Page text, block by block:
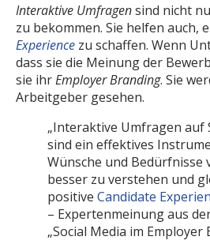
Interaktive Umfragensind nicht
zu bekommen. Sie helfen auch,
Experience zu schaffen. Wenn
dass sie die Meinung der
sie ihrEmployer Branding. Sie
Arbeitgeber gesehen.
„Interaktive Umfragen auf
sind ein effektives
Wünsche und Bedürfnisse
besser zu verstehen und
positive Candidate
– Expertenmeinung aus
„Social Media im Employer